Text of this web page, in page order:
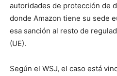
autoridades de protección de
donde Amazon tiene su sede
esa sanción al resto de
(UE).
Según el WSJ, el caso está